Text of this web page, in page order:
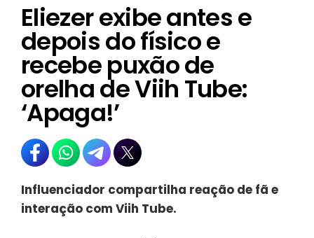
Eliezer exibe antes e
depois do físico e
recebe puxão de
orelha de Viih Tube:
‘Apaga!’
Influenciador compartilha reação de fã e
interação com Viih Tube.